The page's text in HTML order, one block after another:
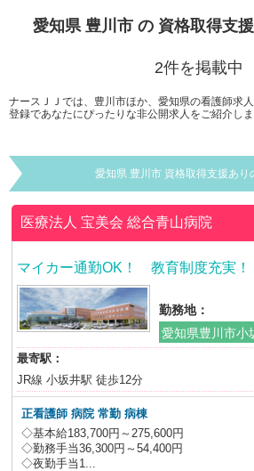
愛知県 豊川市の 資格取得支
2件を掲載中
ナースＪＪでは、豊川市ほか、愛知県の看護師求
登録であなたにぴったりな非公開求人をご紹介しま
愛知県 豊川市 資格取得支援あり
医療法人 宝美会総合青山病院
マイカー通勤OK！ 教育制度充実
勤務地：
愛知県豊川市小
最寄駅：
JR線 小坂井駅 徒歩12分
正看護師 病院 常勤 病棟
◇基本給183,700円～275,600円
◇勤務手当36,300円～54,400円
◇夜勤手当1...